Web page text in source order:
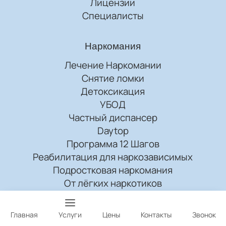
Специалисты
Наркомания
Лечение Наркомании
Снятие ломки
Детоксикация
УБОД
Частный диспансер
Daytop
Программа 12 Шагов
Реабилитация для наркозависимых
Подростковая наркомания
От лёгких наркотиков
От мефедрона
От героина
Главная Услуги Цены Контакты Звонок